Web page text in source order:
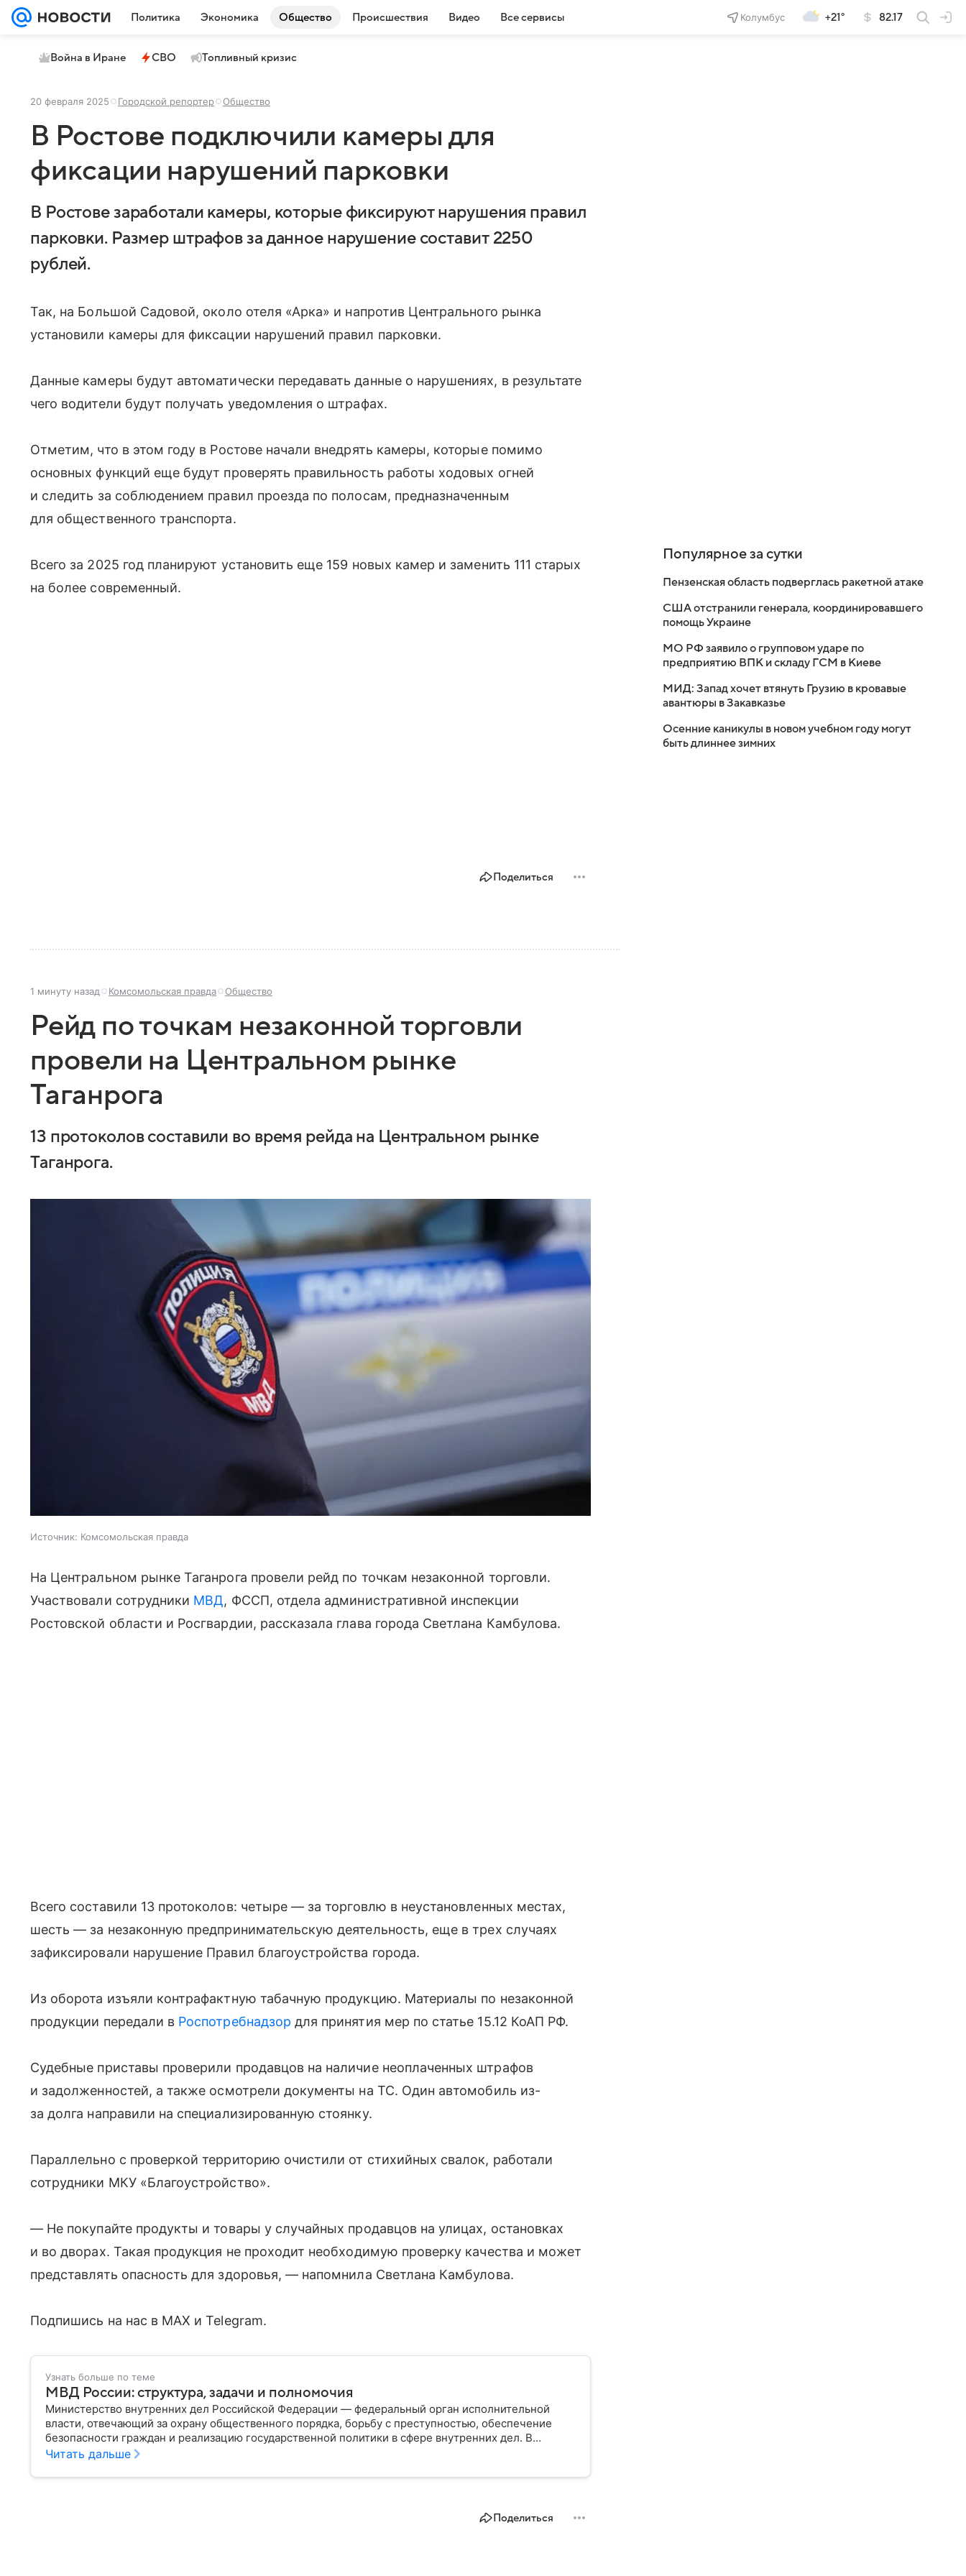
Политика Экономика Общество Происшествия Видео Все сервисы Колумбус +21° 82.17
Война в Иране СВО Топливный кризис
20 февраля 2025 Городской репортер Общество
В Ростове подключили камеры для
фиксации нарушений парковки
В Ростове заработали камеры, которые фиксируют нарушения правил
парковки. Размер штрафов за данное нарушение составит 2250
рублей.
Так, на Большой Садовой, около отеля «Арка» и напротив Центрального рынка
установили камеры для фиксации нарушений правил парковки.
Данные камеры будут автоматически передавать данные о нарушениях, в результате
чего водители будут получать уведомления о штрафах.
Отметим, что в этом году в Ростове начали внедрять камеры, которые помимо
основных функций еще будут проверять правильность работы ходовых огней
и следить за соблюдением правил проезда по полосам, предназначенным
для общественного транспорта.
Всего за 2025 год планируют установить еще 159 новых камер и заменить 111 старых
на более современный.
Поделиться
1 минуту назад Комсомольская правда Общество
Рейд по точкам незаконной торговли
провели на Центральном рынке
Таганрога
13 протоколов составили во время рейда на Центральном рынке
Таганрога.
Источник: Комсомольская правда
На Центральном рынке Таганрога провели рейд по точкам незаконной торговли.
Участвовали сотрудники МВД, ФССП, отдела административной инспекции
Ростовской области и Росгвардии, рассказала глава города Светлана Камбулова.
Всего составили 13 протоколов: четыре — за торговлю в неустановленных местах,
шесть — за незаконную предпринимательскую деятельность, еще в трех случаях
зафиксировали нарушение Правил благоустройства города.
Из оборота изъяли контрафактную табачную продукцию. Материалы по незаконной
продукции передали в Роспотребнадзор для принятия мер по статье 15.12 КоАП РФ.
Судебные приставы проверили продавцов на наличие неоплаченных штрафов
и задолженностей, а также осмотрели документы на ТС. Один автомобиль из-
за долга направили на специализированную стоянку.
Параллельно с проверкой территорию очистили от стихийных свалок, работали
сотрудники МКУ «Благоустройство».
— Не покупайте продукты и товары у случайных продавцов на улицах, остановках
и во дворах. Такая продукция не проходит необходимую проверку качества и может
представлять опасность для здоровья, — напомнила Светлана Камбулова.
Подпишись на нас в MAX и Telegram.
Узнать больше по теме
МВД России: структура, задачи и полномочия
Министерство внутренних дел Российской Федерации — федеральный орган исполнительной
власти, отвечающий за охрану общественного порядка, борьбу с преступностью, обеспечение
безопасности граждан и реализацию государственной политики в сфере внутренних дел. В
материале рассказываем, чем занимается МВД России, какие задачи выполняет министерство, как
Читать дальше
Поделиться
Популярное за сутки
Пензенская область подверглась ракетной атаке
США отстранили генерала, координировавшего
помощь Украине
МО РФ заявило о групповом ударе по
предприятию ВПК и складу ГСМ в Киеве
МИД: Запад хочет втянуть Грузию в кровавые
авантюры в Закавказье
Осенние каникулы в новом учебном году могут
быть длиннее зимних